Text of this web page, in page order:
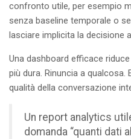
confronto utile, per esempio
senza baseline temporale o
lasciare implicita la decisione
Una dashboard efficace
più dura. Rinuncia a
qualità della conversazione
Un report analytics
domanda “quanti dati